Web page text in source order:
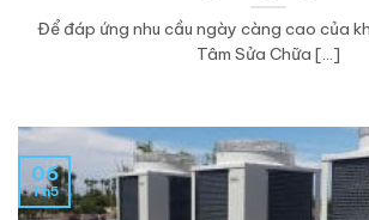
Để đáp ứng nhu cầu ngày càng cao của
Tâm Sửa Chữa [...]
06
Th5